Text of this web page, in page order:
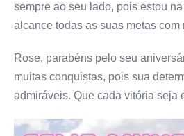
sempre ao seu lado, pois estou
alcance todas as suas metas com
Rose, parabéns pelo seu
muitas conquistas, pois sua
admiráveis. Que cada vitória seja